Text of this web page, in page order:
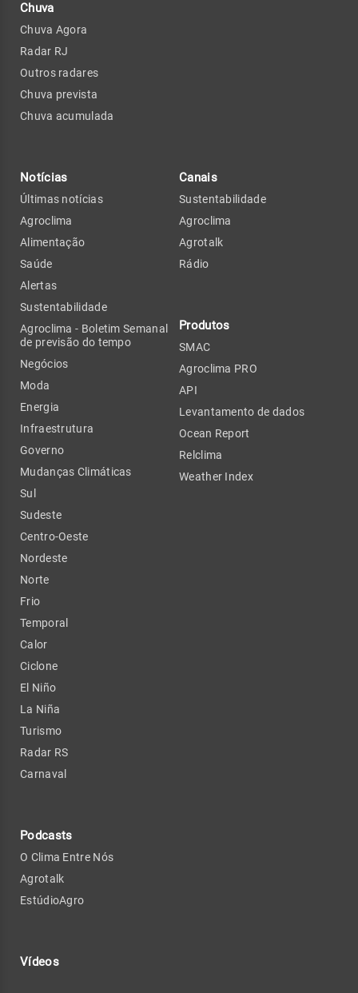
Chuva
Chuva Agora
Radar RJ
Outros radares
Chuva prevista
Chuva acumulada
Notícias
Últimas notícias
Agroclima
Alimentação
Saúde
Alertas
Sustentabilidade
Agroclima - Boletim Semanal
de previsão do tempo
Negócios
Moda
Energia
Infraestrutura
Governo
Mudanças Climáticas
Sul
Sudeste
Centro-Oeste
Nordeste
Norte
Frio
Temporal
Calor
Ciclone
El Niño
La Niña
Turismo
Radar RS
Carnaval
Podcasts
O Clima Entre Nós
Agrotalk
EstúdioAgro
Vídeos
Canais
Sustentabilidade
Agroclima
Agrotalk
Rádio
Produtos
SMAC
Agroclima PRO
API
Levantamento de dados
Ocean Report
Relclima
Weather Index